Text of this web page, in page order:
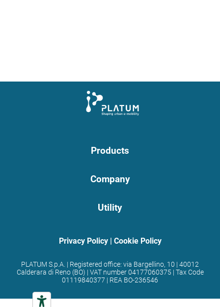
Products
Company
Utility
Privacy Policy| Cookie Policy
PLATUM S.p.A. | Registered office: via Bargellino, 10 | 40012
Calderara di Reno (BO) | VAT number 04177060375 | Tax Code
01119840377 | REA BO-236546